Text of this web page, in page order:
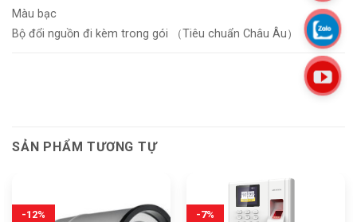
Màu bạc
Bộ đổi nguồn đi kèm trong gói （Tiêu chuẩn Châu Âu）
SẢN PHẨM TƯƠNG TỰ
-12% -7%